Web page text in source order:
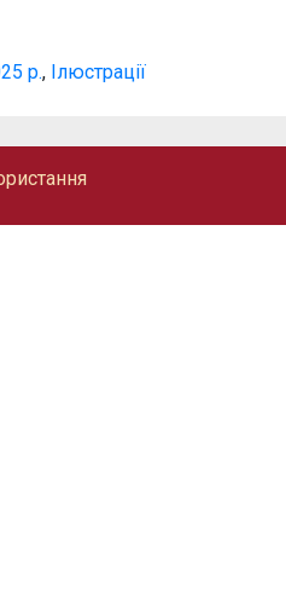
р., Ілюстрації